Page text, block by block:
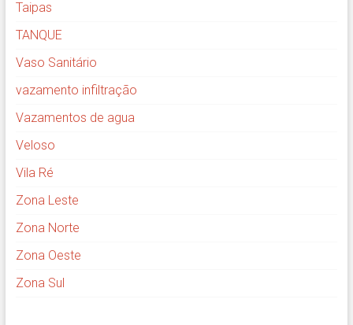
Taipas
TANQUE
Vaso Sanitário
vazamento infiltração
Vazamentos de agua
Veloso
Vila Ré
Zona Leste
Zona Norte
Zona Oeste
Zona Sul